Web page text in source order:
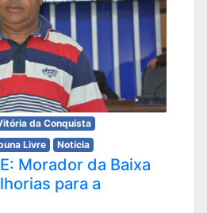
da Conquista
Livre Notícia
Morador da Baixa
para a